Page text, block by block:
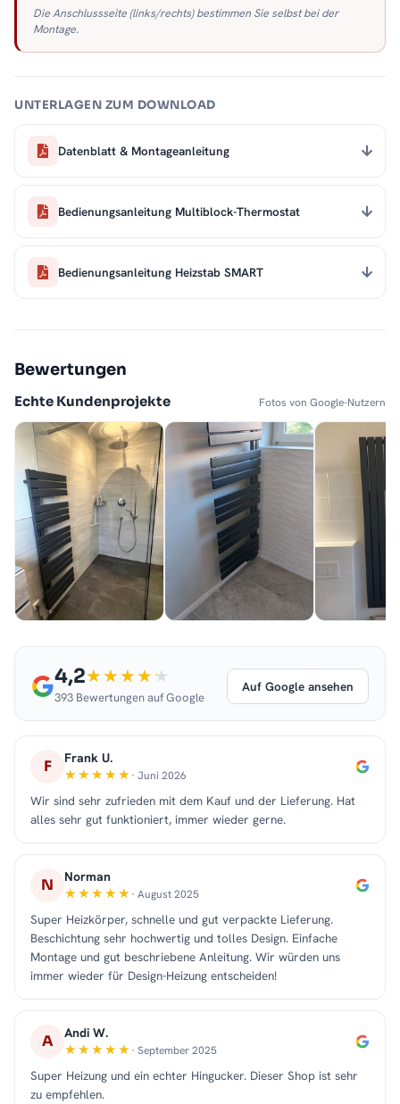
Die Anschlussseite (links/rechts) bestimmen Sie selbst bei der
Montage.
UNTERLAGEN ZUM DOWNLOAD
Datenblatt & Montageanleitung
Bedienungsanleitung Multiblock-Thermostat
Bedienungsanleitung Heizstab SMART
Bewertungen
Echte Kundenprojekte Fotos von Google-Nutzern
4,2
393 Bewertungen auf Google
Auf Google ansehen
F Frank U.
· Juni 2026
Wir sind sehr zufrieden mit dem Kauf und der Lieferung. Hat
alles sehr gut funktioniert, immer wieder gerne.
N Norman
· August 2025
Super Heizkörper, schnelle und gut verpackte Lieferung.
Beschichtung sehr hochwertig und tolles Design. Einfache
Montage und gut beschriebene Anleitung. Wir würden uns
immer wieder für Design-Heizung entscheiden!
A Andi W.
· September 2025
Super Heizung und ein echter Hingucker. Dieser Shop ist sehr
zu empfehlen.